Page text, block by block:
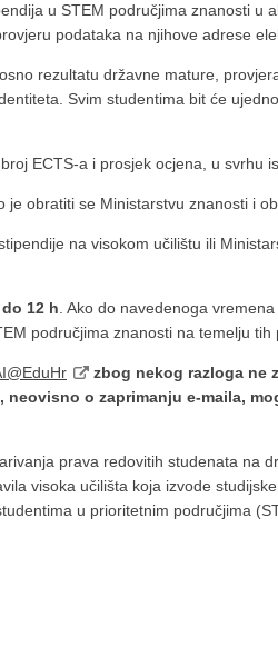
u STEM područjima znanosti u
podataka na njihove adrese
rezultatu državne mature,
Svim studentima bit će
ECTS-a i prosjek ocjena, u svrhu
obratiti se Ministarstvu znanosti i
na visokom učilištu ili
12 h . Ako do navedenoga
područjima znanosti na temelju tih
zbog nekog razloga ne
o zaprimanju e-maila,
prava redovitih studenata na
visoka učilišta koja izvode
u prioritetnim područjima